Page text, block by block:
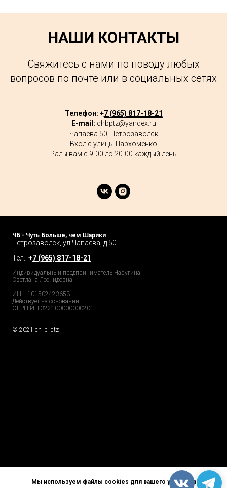
Мы используем файлы cookies для вашего удобства
НАШИ КОНТАКТЫ
Свяжитесь с нами по поводу любых
вопросов по почте или в социальных сетях
Телефон: +7 (965) 817-18-21
E-mail: chbptz@yandex.ru
Чапаева 50, Петрозаводск
Вход с улицы Пархоменко
Рады вам с 9-00 до 20-00 каждый день
ЧБ - Чуть Больше, чем Шарики
Петрозаводск, ул.Чапаева, д.50
Тел.: +7 (965) 817-18-21
Индивидуальный предприниматель Чаругина
Светлана Леонидовна
ИНН 101502423653
Действует на основании
ОГРН ИП 322100000000201
© 2021 ch_b_ptz
Careers